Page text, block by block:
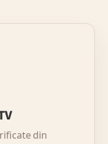
din